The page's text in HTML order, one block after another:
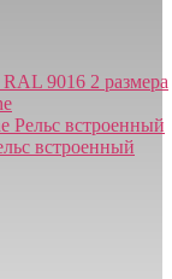
RAL 9016 2 размера
Рельс встроенный
встроенный